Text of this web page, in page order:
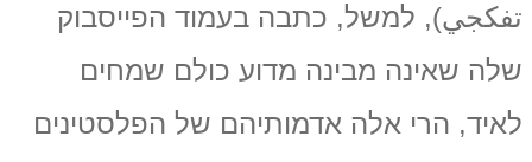
تفكجي), למשל, כתבה בעמוד הפייסבוק
שלה שאינה מבינה מדוע כולם שמחים
לאיד, הרי אלה אדמותיהם של הפלסטינים